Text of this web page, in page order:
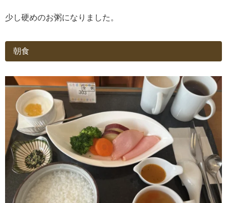
少し硬めのお粥になりました。
朝食